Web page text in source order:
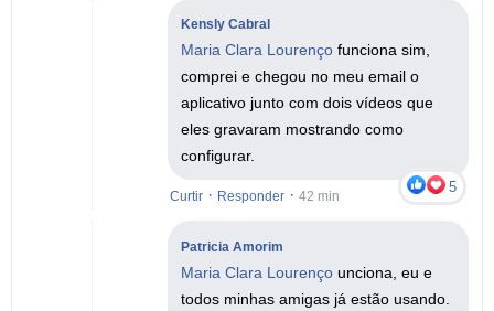
Kensly Cabral
Maria Clara Lourenço funciona sim,
comprei e chegou no meu email o
aplicativo junto com dois vídeos que
eles gravaram mostrando como
configurar.
Curtir · Responder · 5
42 min
Patricia Amorim
Maria Clara Lourenço unciona, eu e
todos minhas amigas já estão usando.